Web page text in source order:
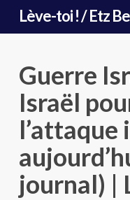
Lève-toi ! / Etz
Guerre
Israël
l’attaque
journal) |